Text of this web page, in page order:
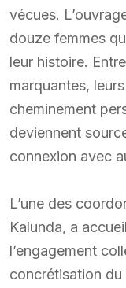
vécues.
douze femmes
leur histoire.
marquantes,
cheminement
deviennent
connexion avec
L’une des
Kalunda, a
l’engagement
concrétisation du